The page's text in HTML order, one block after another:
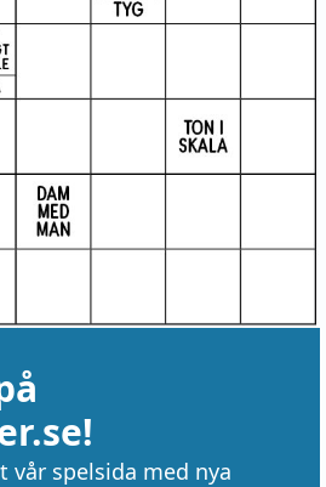
vår spelsida med nya